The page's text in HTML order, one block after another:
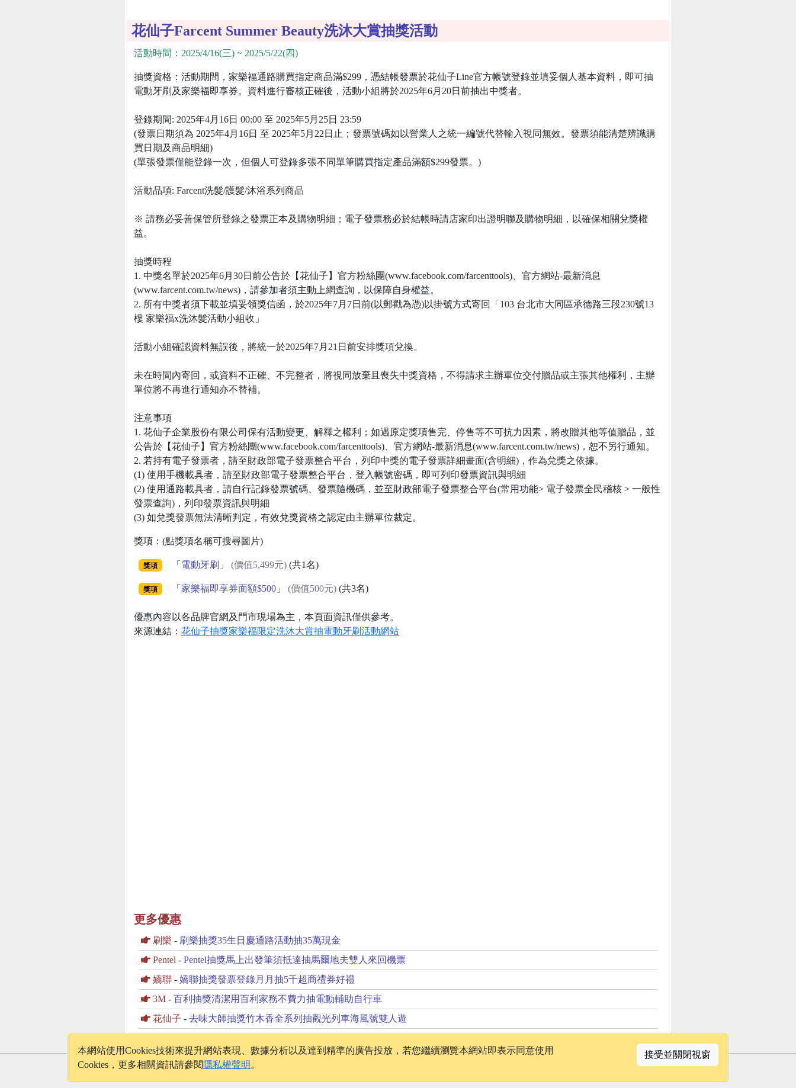
花仙子Farcent Summer Beauty洗沐大賞抽獎活動
活動時間：2025/4/16(三) ~ 2025/5/22(四)
抽獎資格：活動期間，家樂福通路購買指定商品滿$299，憑結帳發票於花仙子Line官方帳號登錄並填妥個人基本資料，即可抽
電動牙刷及家樂福即享券。資料進行審核正確後，活動小組將於2025年6月20日前抽出中獎者。
登錄期間: 2025年4月16日 00:00 至 2025年5月25日 23:59
(發票日期須為 2025年4月16日 至 2025年5月22日止；發票號碼如以營業人之統一編號代替輸入視同無效。發票須能清楚辨識購
買日期及商品明細)
(單張發票僅能登錄一次，但個人可登錄多張不同單筆購買指定產品滿額$299發票。)
活動品項: Farcent洗髮/護髮/沐浴系列商品
※ 請務必妥善保管所登錄之發票正本及購物明細；電子發票務必於結帳時請店家印出證明聯及購物明細，以確保相關兌獎權
益。
抽獎時程
1. 中獎名單於2025年6月30日前公告於【花仙子】官方粉絲團(www.facebook.com/farcenttools)、官方網站-最新消息
(www.farcent.com.tw/news)，請參加者須主動上網查詢，以保障自身權益。
2. 所有中獎者須下載並填妥領獎信函，於2025年7月7日前(以郵戳為憑)以掛號方式寄回「103 台北市大同區承德路三段230號13
樓 家樂福x洗沐髮活動小組收」
活動小組確認資料無誤後，將統一於2025年7月21日前安排獎項兌換。
未在時間內寄回，或資料不正確、不完整者，將視同放棄且喪失中獎資格，不得請求主辦單位交付贈品或主張其他權利，主辦
單位將不再進行通知亦不替補。
注意事項
1. 花仙子企業股份有限公司保有活動變更、解釋之權利；如遇原定獎項售完、停售等不可抗力因素，將改贈其他等值贈品，並
公告於【花仙子】官方粉絲團(www.facebook.com/farcenttools)、官方網站-最新消息(www.farcent.com.tw/news)，恕不另行通知。
2. 若持有電子發票者，請至財政部電子發票整合平台，列印中獎的電子發票詳細畫面(含明細)，作為兌獎之依據。
(1) 使用手機載具者，請至財政部電子發票整合平台，登入帳號密碼，即可列印發票資訊與明細
(2) 使用通路載具者，請自行記錄發票號碼、發票隨機碼，並至財政部電子發票整合平台(常用功能> 電子發票全民稽核 > 一般性
發票查詢)，列印發票資訊與明細
(3) 如兌獎發票無法清晰判定，有效兌獎資格之認定由主辦單位裁定。
獎項：(點獎項名稱可搜尋圖片)
獎項 「 電動牙刷 」 (價值5,499元)(共1名)
獎項 「 家樂福即享券面額$500」 (價值500元)(共3名)
優惠內容以各品牌官網及門市現場為主，本頁面資訊僅供參考。
來源連結： 花仙子抽獎家樂福限定洗沐大賞抽電動牙刷活動網站
更多優惠
刷樂 - 刷樂抽獎35生日慶通路活動抽35萬現金
Pentel - Pentel抽獎馬上出發筆須抵達抽馬爾地夫雙人來回機票
嬌聯 - 嬌聯抽獎發票登錄月月抽5千超商禮券好禮
3M - 百利抽獎清潔用百利家務不費力抽電動輔助自行車
花仙子 - 去味大師抽獎竹木香全系列抽觀光列車海風號雙人遊
© 2026 - onelife.tw
本網站使用Cookies技術來提升網站表現、數據分析以及達到精準的廣告投放，若您繼續瀏覽本網站即表示同意使用
Cookies，更多相關資訊請參閱 隱私權聲明 。
接受並關閉視窗